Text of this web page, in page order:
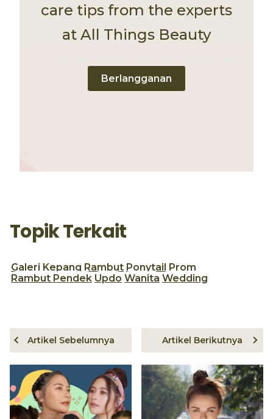
care tips from the experts
at All Things Beauty
Berlangganan
Topik Terkait
Galeri Kepang Rambut Ponytail Prom
Rambut Pendek Updo Wanita Wedding
Artikel Sebelumnya Artikel Berikutnya